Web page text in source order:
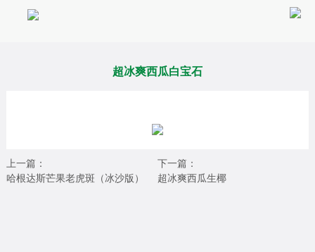
超冰爽西瓜白宝石
上一篇：
哈根达斯芒果老虎斑（冰沙版）
下一篇：
超冰爽西瓜生椰